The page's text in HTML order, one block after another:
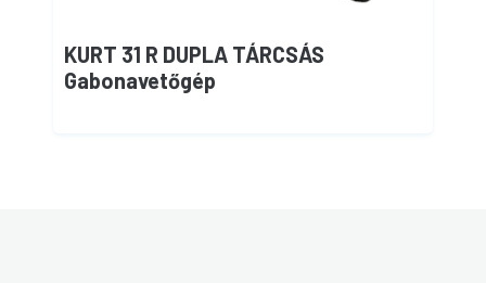
KURT 31 R DUPLA TÁRCSÁS
Gabonavetőgép